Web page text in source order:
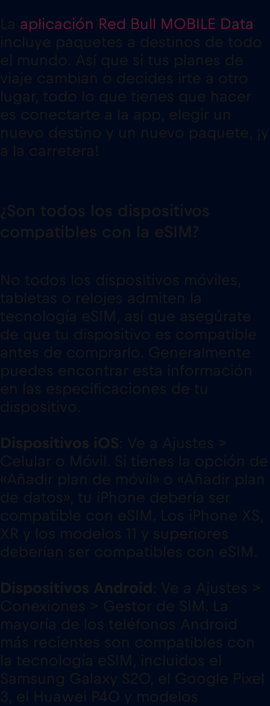
La aplicación Red Bull MOBILE Data
incluye paquetes a destinos de todo
el mundo. Así que si tus planes de
viaje cambian o decides irte a otro
lugar, todo lo que tienes que hacer
es conectarte a la app, elegir un
nuevo destino y un nuevo paquete, ¡y
a la carretera!
¿Son todos los dispositivos
compatibles con la eSIM?
No todos los dispositivos móviles,
tabletas o relojes admiten la
tecnología eSIM, así que asegúrate
de que tu dispositivo es compatible
antes de comprarlo. Generalmente
puedes encontrar esta información
en las especificaciones de tu
dispositivo.
Dispositivos iOS: Ve a Ajustes >
Celular o Móvil. Si tienes la opción de
«Añadir plan de móvil» o «Añadir plan
de datos», tu iPhone debería ser
compatible con eSIM. Los iPhone XS,
XR y los modelos 11 y superiores
deberían ser compatibles con eSIM.
Dispositivos Android : Ve a Ajustes >
Conexiones > Gestor de SIM. La
mayoría de los teléfonos Android
más recientes son compatibles con
la tecnología eSIM, incluidos el
Samsung Galaxy S20, el Google Pixel
3, el Huawei P40 y modelos